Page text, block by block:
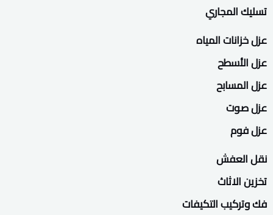
تسليك المجاري
عزل خزانات المياه
عزل الأسطح
عزل المسابح
عزل صوت
عزل فوم
نقل العفش
تخزين الاثاث
فك وتركيب التكيفات